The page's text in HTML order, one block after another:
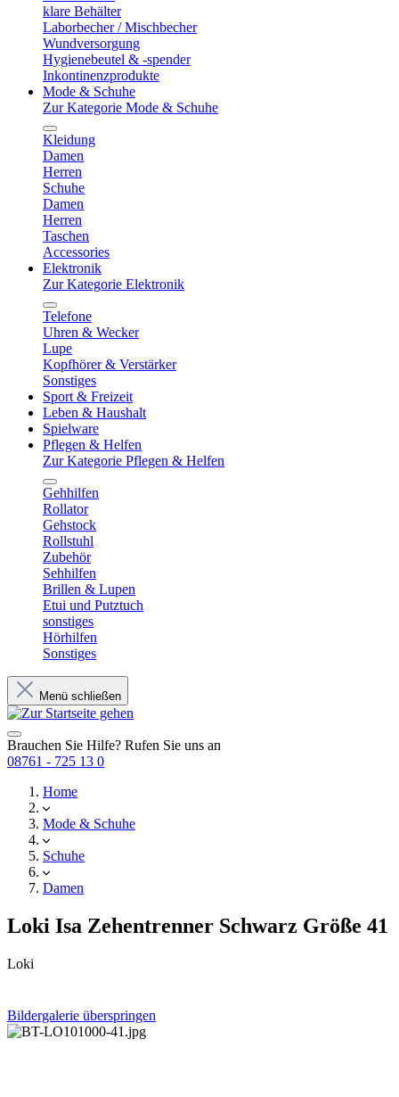
klare Behälter
Laborbecher / Mischbecher
Wundversorgung
Hygienebeutel & -spender
Inkontinenzprodukte
Mode & Schuhe
Zur Kategorie Mode & Schuhe
Kleidung
Damen
Herren
Schuhe
Damen
Herren
Taschen
Accessories
Elektronik
Zur Kategorie Elektronik
Telefone
Uhren & Wecker
Lupe
Kopfhörer & Verstärker
Sonstiges
Sport & Freizeit
Leben & Haushalt
Spielware
Pflegen & Helfen
Zur Kategorie Pflegen & Helfen
Gehhilfen
Rollator
Gehstock
Rollstuhl
Zubehör
Sehhilfen
Brillen & Lupen
Etui und Putztuch
sonstiges
Hörhilfen
Sonstiges
Menü schließen
Brauchen Sie Hilfe? Rufen Sie uns an
08761 - 725 13 0
Home
Mode & Schuhe
Schuhe
Damen
Loki Isa Zehentrenner Schwarz Größe 41
Loki
Bildergalerie überspringen